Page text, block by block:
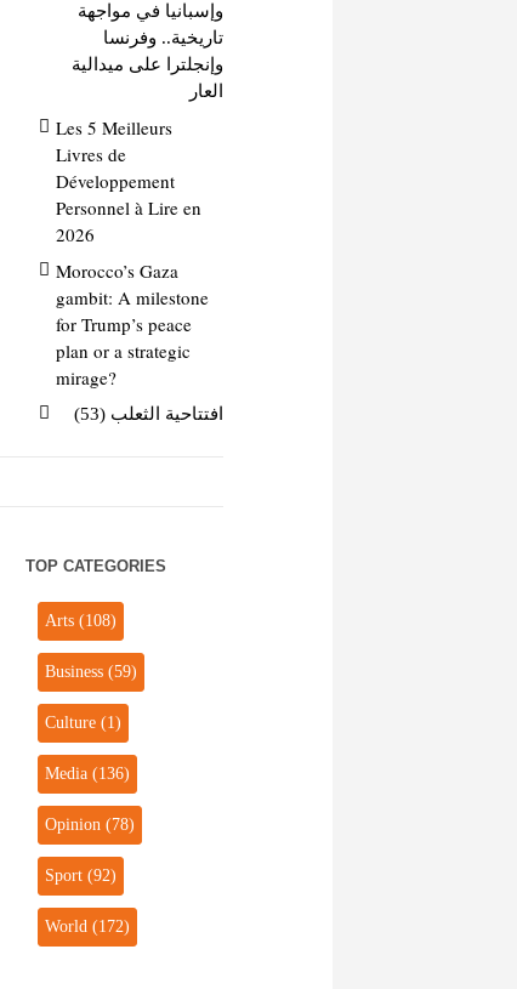
وإسبانيا في مواجهة
تاريخية.. وفرنسا
وإنجلترا على ميدالية
العار
Les 5 Meilleurs
Livres de
Développement
Personnel à Lire en
2026
Morocco’s Gaza
gambit: A milestone
for Trump’s peace
plan or a strategic
mirage?
افتتاحية الثعلب (53)
TOP CATEGORIES
Arts(108)
Business(59)
Culture(1)
Media(136)
Opinion(78)
Sport(92)
World(172)